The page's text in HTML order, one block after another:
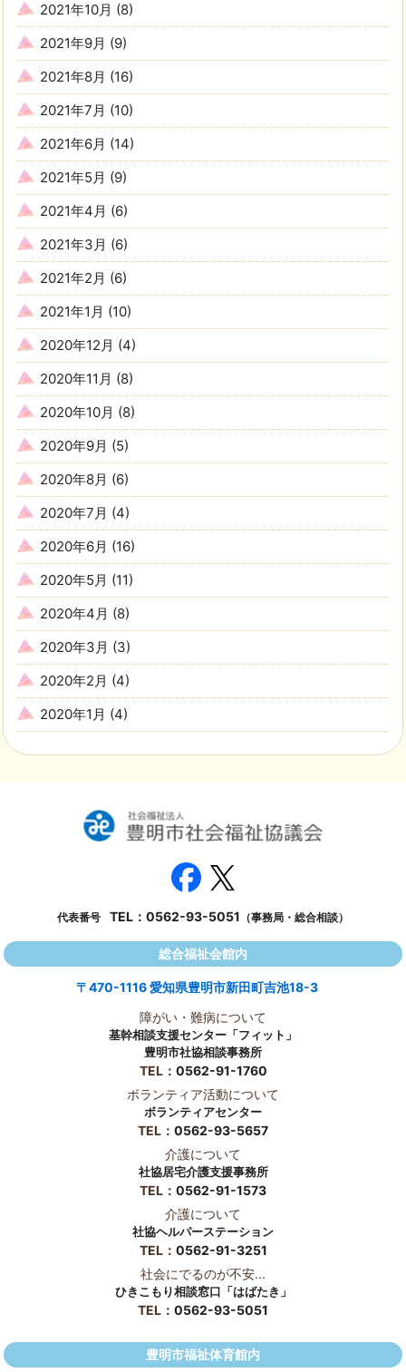
2021年10月 (8)
2021年9月 (9)
2021年8月 (16)
2021年7月 (10)
2021年6月 (14)
2021年5月 (9)
2021年4月 (6)
2021年3月 (6)
2021年2月 (6)
2021年1月 (10)
2020年12月 (4)
2020年11月 (8)
2020年10月 (8)
2020年9月 (5)
2020年8月 (6)
2020年7月 (4)
2020年6月 (16)
2020年5月 (11)
2020年4月 (8)
2020年3月 (3)
2020年2月 (4)
2020年1月 (4)
代表番号 TEL： 0562-93-5051 （事務局・総合相談）
総合福祉会館内
〒470-1116 愛知県豊明市新田町吉池18-3
障がい・難病について
基幹相談支援センター「フィット」
豊明市社協相談事務所
TEL： 0562-91-1760
ボランティア活動について
ボランティアセンター
TEL： 0562-93-5657
介護について
社協居宅介護支援事務所
TEL： 0562-91-1573
介護について
社協ヘルパーステーション
TEL： 0562-91-3251
社会にでるのが不安...
ひきこもり相談窓口「はばたき」
TEL： 0562-93-5051
豊明市福祉体育館内